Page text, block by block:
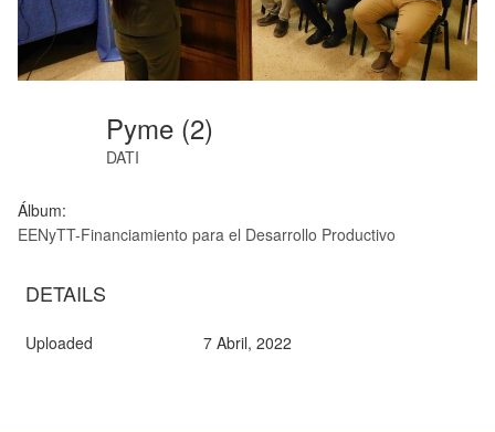
Pyme (2)
DATI
Álbum:
EENyTT-Financiamiento para el Desarrollo Productivo
DETAILS
Uploaded 7 Abril, 2022